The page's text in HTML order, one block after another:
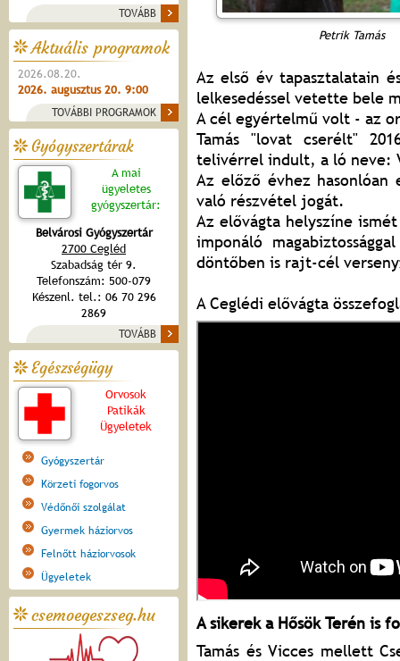
TOVÁBB
Aktuális programok
2026.08.20.
2026. augusztus 20. 9:00
TOVÁBBI PROGRAMOK
Gyógyszertárak
A mai
ügyeletes
gyógyszertár:
Belvárosi Gyógyszertár
2700 Cegléd
Szabadság tér 9.
Telefonszám: 500-079
Készenl. tel.: 06 70 296
2869
TOVÁBB
Egészségügy
Orvosok
Patikák
Ügyeletek
Gyógyszertár
Körzeti fogorvos
Védőnői szolgálat
Gyermek háziorvos
Felnőtt háziorvosok
Ügyeletek
csemoegeszseg.hu
Petrik Tamás
Az első év tapasztalatain
lelkesedéssel vetette bele
A cél egyértelmű volt - az
Tamás "lovat cserélt"
telivérrel indult, a ló neve:
Az előző évhez
való részvétel jogát.
Az elővágta helyszíne
imponáló
döntőben is rajt-cél
A Ceglédi elővágta
A sikerek a Hősök Terén is
Tamás és Vicces mellett